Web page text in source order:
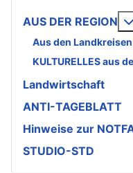
AUS DER REGION
Aus den Landkreisen
KULTURELLES aus
Landwirtschaft
ANTI-TAGEBLATT
Hinweise zur
STUDIO-STD